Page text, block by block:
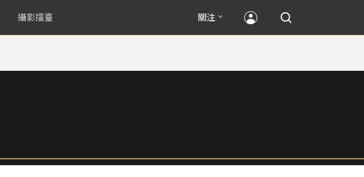
攝影擂臺 關注